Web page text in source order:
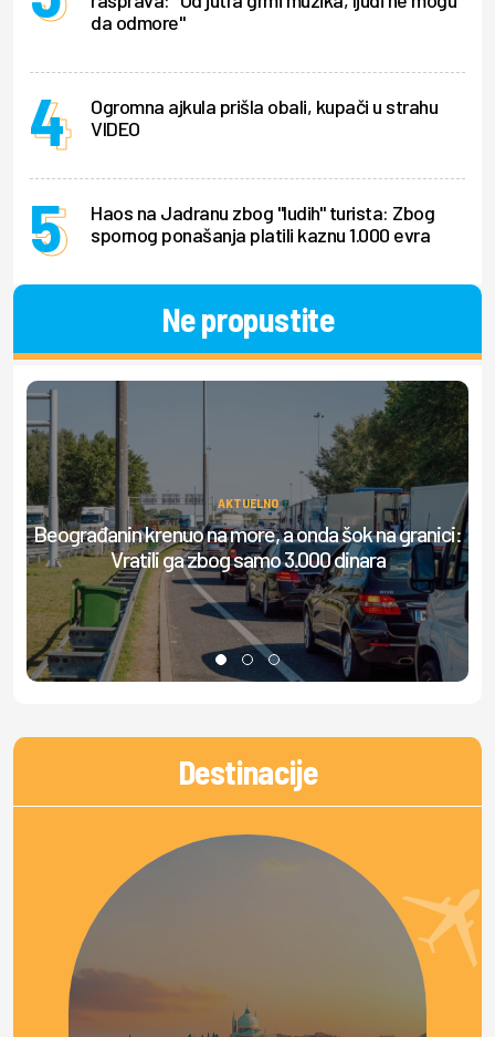
da odmore"
Ogromna ajkula prišla obali, kupači u strahu
VIDEO
Haos na Jadranu zbog "ludih" turista: Zbog
spornog ponašanja platili kaznu 1.000 evra
Ne propustite
AKTUELNO
Beograđanin krenuo na more, a onda šok na granici:
Vratili ga zbog samo 3.000 dinara
Destinacije